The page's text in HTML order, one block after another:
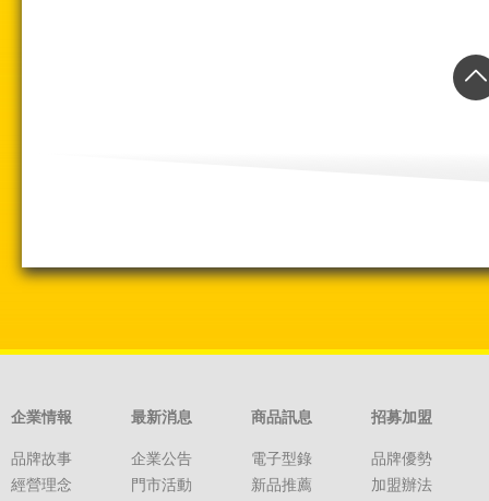
企業情報
品牌故事
經營理念
最新消息
企業公告
門市活動
商品訊息
電子型錄
新品推薦
招募加盟
品牌優勢
加盟辦法